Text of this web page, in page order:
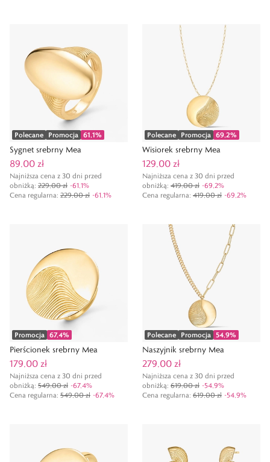
Polecane Promocja 61,1%
Sygnet srebrny Mea
89,00 zł
Najniższa cena z 30 dni przed
obniżką: 229,00 zł -61,1%
Cena regularna: 229,00 zł -61,1%
Polecane Promocja 69,2%
Wisiorek srebrny Mea
129,00 zł
Najniższa cena z 30 dni przed
obniżką: 419,00 zł -69,2%
Cena regularna: 419,00 zł -69,2%
Promocja 67,4%
Pierścionek srebrny Mea
179,00 zł
Najniższa cena z 30 dni przed
obniżką: 549,00 zł -67,4%
Cena regularna: 549,00 zł -67,4%
Polecane Promocja 54,9%
Naszyjnik srebrny Mea
279,00 zł
Najniższa cena z 30 dni przed
obniżką: 619,00 zł -54,9%
Cena regularna: 619,00 zł -54,9%